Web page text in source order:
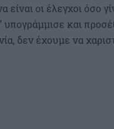
είναι οι έλεγχοι όσο
υπογράμμισε και
δεν έχουμε να